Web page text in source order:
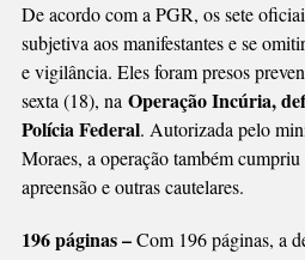
De acordo com a PGR, os sete
subjetiva aos manifestantes e se
e vigilância. Eles foram presos
sexta (18), na Operação Incúria,
Polícia Federal. Autorizada pelo
Moraes, a operação também
apreensão e outras cautelares.
196 páginas –Com 196 páginas, a